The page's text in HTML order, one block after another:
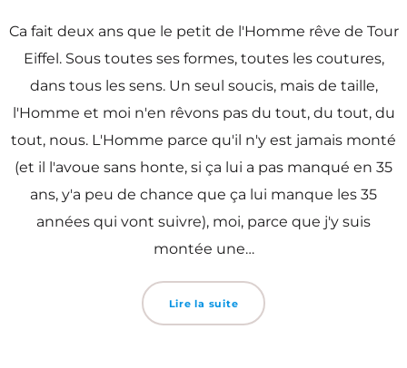
Ca fait deux ans que le petit de l'Homme rêve de Tour
Eiffel. Sous toutes ses formes, toutes les coutures,
dans tous les sens. Un seul soucis, mais de taille,
l'Homme et moi n'en rêvons pas du tout, du tout, du
tout, nous. L'Homme parce qu'il n'y est jamais monté
(et il l'avoue sans honte, si ça lui a pas manqué en 35
ans, y'a peu de chance que ça lui manque les 35
années qui vont suivre), moi, parce que j'y suis
montée une…
Lire la suite